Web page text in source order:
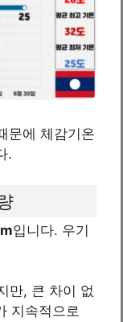
문에 체감기온
.
입니다. 우기
만, 큰 차이 없
지속적으로